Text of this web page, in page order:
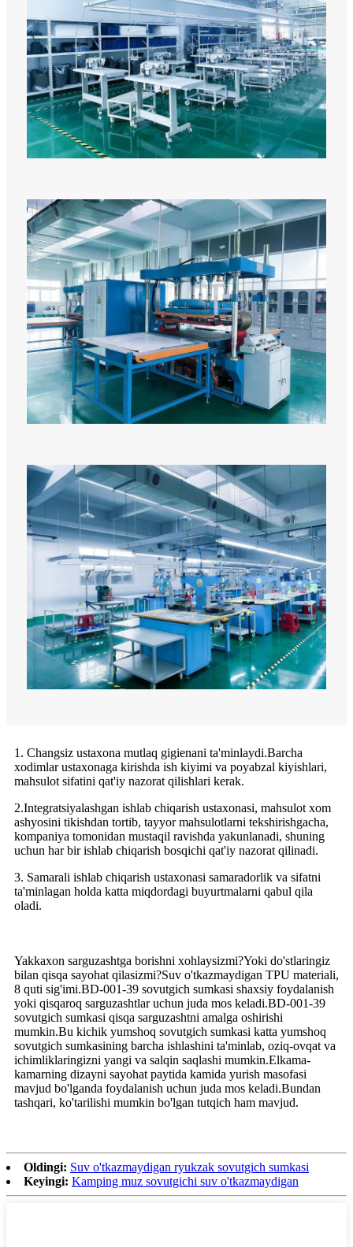
1. Changsiz ustaxona mutlaq gigienani ta'minlaydi.Barcha
xodimlar ustaxonaga kirishda ish kiyimi va poyabzal kiyishlari,
mahsulot sifatini qat'iy nazorat qilishlari kerak.
2.Integratsiyalashgan ishlab chiqarish ustaxonasi, mahsulot xom
ashyosini tikishdan tortib, tayyor mahsulotlarni tekshirishgacha,
kompaniya tomonidan mustaqil ravishda yakunlanadi, shuning
uchun har bir ishlab chiqarish bosqichi qat'iy nazorat qilinadi.
3. Samarali ishlab chiqarish ustaxonasi samaradorlik va sifatni
ta'minlagan holda katta miqdordagi buyurtmalarni qabul qila
oladi.
Yakkaxon sarguzashtga borishni xohlaysizmi?Yoki do'stlaringiz
bilan qisqa sayohat qilasizmi?Suv o'tkazmaydigan TPU materiali,
8 quti sig'imi.BD-001-39 sovutgich sumkasi shaxsiy foydalanish
yoki qisqaroq sarguzashtlar uchun juda mos keladi.BD-001-39
sovutgich sumkasi qisqa sarguzashtni amalga oshirishi
mumkin.Bu kichik yumshoq sovutgich sumkasi katta yumshoq
sovutgich sumkasining barcha ishlashini ta'minlab, oziq-ovqat va
ichimliklaringizni yangi va salqin saqlashi mumkin.Elkama-
kamarning dizayni sayohat paytida kamida yurish masofasi
mavjud bo'lganda foydalanish uchun juda mos keladi.Bundan
tashqari, ko'tarilishi mumkin bo'lgan tutqich ham mavjud.
Oldingi: Suv o'tkazmaydigan ryukzak sovutgich sumkasi
Keyingi: Kamping muz sovutgichi suv o'tkazmaydigan